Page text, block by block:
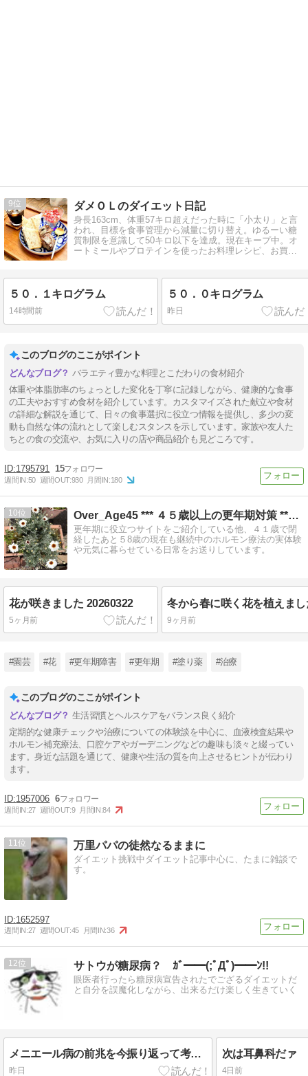
9 ダメＯＬのダイエット日記
身長163cm、体重57キロ超えだった時に「小太り」と言
われ、目標を食事管理から減量に切り替え。ゆるーい糖
質制限を意識して50キロ以下を達成。現在キープ中。オ
ートミールやプロテインを使ったお料理レシピ、お買物
５０．１キログラム
14時間前
５０．０キログラム
昨日
このブログのここがポイント
バラエティ豊かな料理とこだわりの食材紹介
体重や体脂肪率のちょっとした変化を丁寧に記録しながら、健康的な食事
の工夫やおすすめ食材を紹介しています。カスタマイズされた献立や食材
の詳細な解説を通じて、日々の食事選択に役立つ情報を提供し、多少の変
動も自然な体の流れとして楽しむスタンスを示しています。家族や友人た
ちとの食の交流や、お気に入りの店や商品紹介も見どころです。
1795791 15
週間IN:50 週間OUT:930 月間IN:180
10 Over_Age45 *** ４５歳以上の更年期対策 **…
更年期に役立つサイトをご紹介している他、４１歳で閉
経したあと５8歳の現在も継続中のホルモン療法の実体験
や元気に暮らせている日常をお送りしています。
花が咲きました 20260322
5ヶ月前 9ヶ月前
#園芸 #花 #更年期障害 #更年期 #塗り薬 #治療
このブログのここがポイント
生活習慣とヘルスケアをバランス良く紹介
定期的な健康チェックや治療についての体験談を中心に、血液検査結果や
ホルモン補充療法、口腔ケアやガーデニングなどの趣味も淡々と綴ってい
ます。身近な話題を通じて、健康や生活の質を向上させるヒントが伝わり
ます。
1957006 6
週間IN:27 週間OUT:9 月間IN:84
11 万里パパの徒然なるままに
ダイエット挑戦中ダイエット記事中心に、たまに雑談で
す。
1652597
週間IN:27 週間OUT:45 月間IN:36
12 サトウが糖尿病？ ｶﾞ━━(;ﾟДﾟ)━━ﾝ!!
眼医者行ったら糖尿病宣告されたでござるダイエットだ
と自分を誤魔化しながら、出来るだけ楽しく生きていく
メニエール病の前兆を今振り返って考える
昨日
次は耳鼻科だァ
4日前